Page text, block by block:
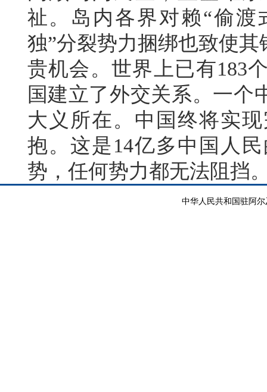
祉。岛内各界对赖“偷渡
独”分裂势力捆绑也致使
贵机会。世界上已有183
国建立了外交关系。一个
大义所在。中国终将实
抱。这是14亿多中国人
势，任何势力都无法阻挡
中华人民共和国驻阿